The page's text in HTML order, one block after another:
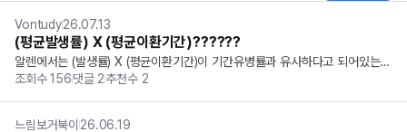
Vontudy26.07.13
(평균발생률) X (평균이환기간)??????
알렌에서는 (발생률) X (평균이환기간)이 기간유병률과 유사하다고 되어있는데
아닌것 같습니다.  유병률, 또는 시점유병률에 근사한 값이 맞는 것 같습니다.
조회수156댓글 2추천수 2
느림보거북이26.06.19